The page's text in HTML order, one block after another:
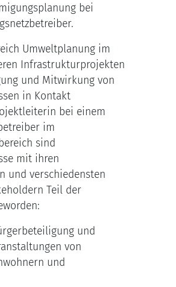
bei
Umweltplanung im
Infrastrukturprojekten
und Mitwirkung von
in Kontakt
bei einem
im
sind
mit ihren
und verschiedensten
Teil der
und
von
und